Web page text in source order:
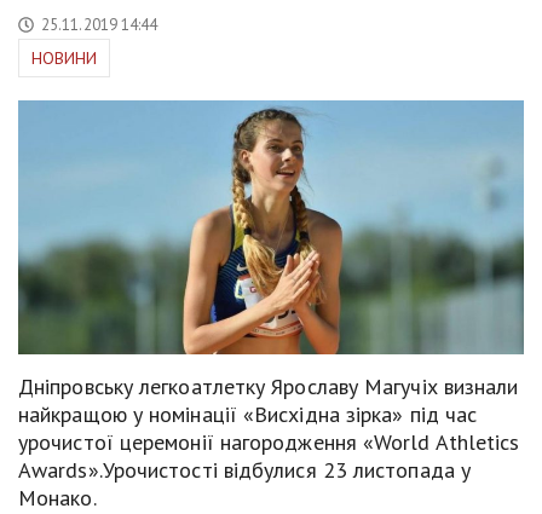
25.11.2019 14:44
НОВИНИ
Дніпровську легкоатлетку Ярославу Магучіх визнали
найкращою у номінації «Висхідна зірка» під час
урочистої церемонії нагородження «World Athletics
Awards».Урочистості відбулися 23 листопада у
Монако.